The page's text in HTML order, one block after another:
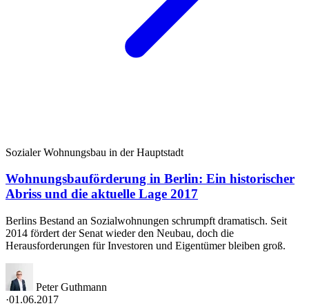
Sozialer Wohnungsbau in der Hauptstadt
Wohnungsbauförderung in Berlin: Ein historischer
Abriss und die aktuelle Lage 2017
Berlins Bestand an Sozialwohnungen schrumpft dramatisch. Seit
2014 fördert der Senat wieder den Neubau, doch die
Herausforderungen für Investoren und Eigentümer bleiben groß.
Peter Guthmann
·01.06.2017